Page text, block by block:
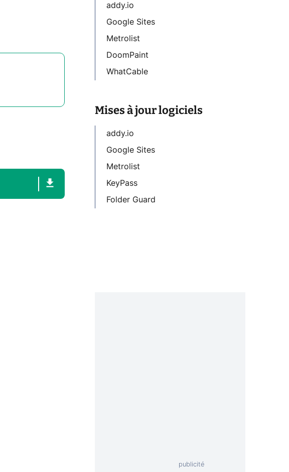
addy.io
Google Sites
Metrolist
DoomPaint
WhatCable
Mises à jour logiciels
addy.io
Google Sites
Metrolist
KeyPass
Folder Guard